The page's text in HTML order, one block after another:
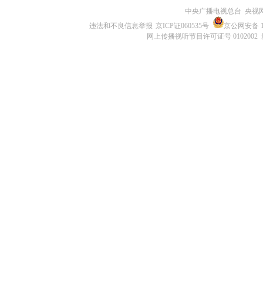
中央广播电视总台 央视
违法和不良信息举报 京ICP证060535号
京公网安备
网上传播视听节目许可证号 0102002